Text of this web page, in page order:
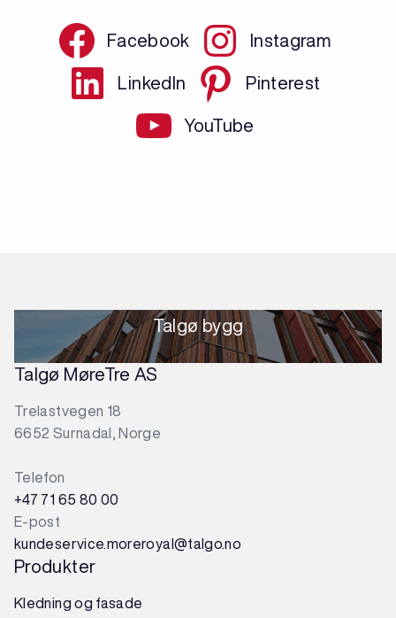
Facebook Instagram
LinkedIn Pinterest
YouTube
Talgø bygg
Talgø MøreTre AS
Trelastvegen 18
6652 Surnadal, Norge
Telefon
+47 71 65 80 00
E-post
kundeservice.moreroyal@talgo.no
Produkter
Kledning og fasade